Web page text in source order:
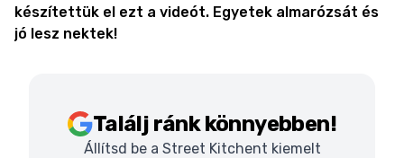
készítettük el ezt a videót. Egyetek almarózsát és
jó lesz nektek!
Találj ránk könnyebben!
Állítsd be a Street Kitchent kiemelt